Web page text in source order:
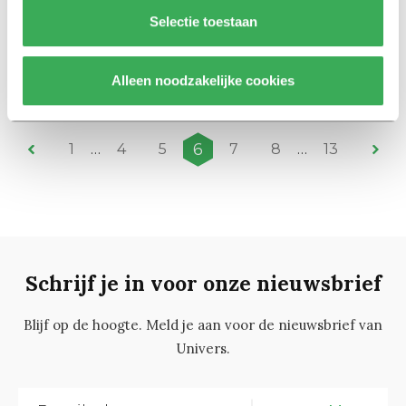
Selectie toestaan
Alleen noodzakelijke cookies
Alleen VVD stemt tegen
onderzoek naar
06 maart 2019
1 … 4 5 6 7 8 … 13
Schrijf je in voor onze nieuwsbrief
Blijf op de hoogte. Meld je aan voor de nieuwsbrief van
Univers.